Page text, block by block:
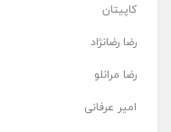
کاپیتان
رضا رضانژاد
رضا مرانلو
امیر عرفانی